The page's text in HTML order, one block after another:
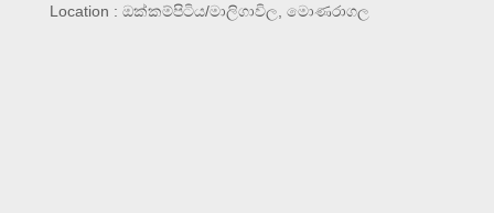
Location : ඔක්කම්පිටිය/මාලිගාවිල, මොණරාගල